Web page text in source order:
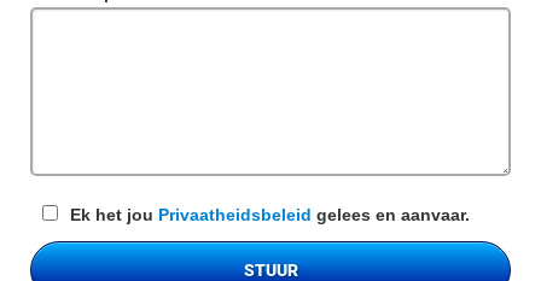
veld
Ek het jou Privaatheidsbeleid gelees en aanvaar.
STUUR